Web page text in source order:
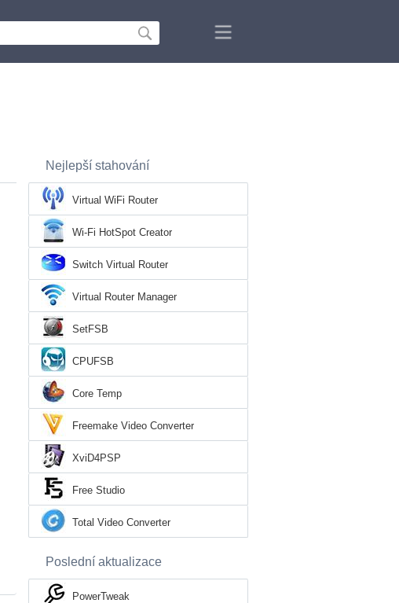
Nejlepší stahování
Virtual WiFi Router
Wi-Fi HotSpot Creator
Switch Virtual Router
Virtual Router Manager
SetFSB
CPUFSB
Core Temp
Freemake Video Converter
XviD4PSP
Free Studio
Total Video Converter
Poslední aktualizace
PowerTweak